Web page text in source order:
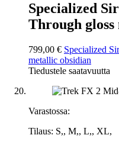
Specialized
Through
799,00 € Specialized
metallic obsidian
Tiedustele saatavuutta
Varastossa:
Tilaus: S,, M,, L,, XL,